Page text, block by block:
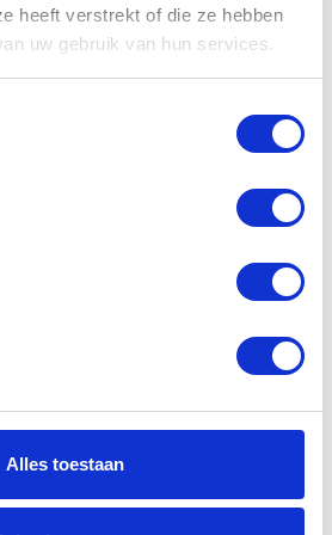
heeft verstrekt of die ze hebben
uw gebruik van hun services.
Alles toestaan
prijs
was:
prijs
is:
-26%
€189,95
was:
€139,95
is:
-20%